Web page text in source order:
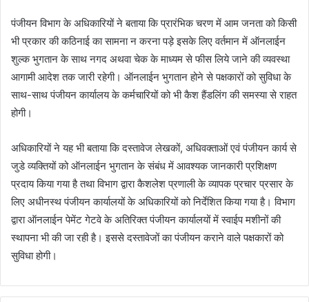
पंजीयन विभाग के अधिकारियों ने बताया कि प्रारंभिक चरण में आम जनता को किसी
भी प्रकार की कठिनाई का सामना न करना पड़े इसके लिए वर्तमान में ऑनलाईन
शुल्क भुगतान के साथ नगद अथवा चेक के माध्यम से फीस लिये जाने की व्यवस्था
आगामी आदेश तक जारी रहेगी। ऑनलाईन भुगतान होने से पक्षकारों को सुविधा के
साथ-साथ पंजीयन कार्यालय के कर्मचारियों को भी कैश हैंडलिंग की समस्या से राहत
होगी।
अधिकारियों ने यह भी बताया कि दस्तावेज लेखकों, अधिवक्ताओं एवं पंजीयन कार्य से
जुडे व्यक्तियों को ऑनलाईन भुगतान के संबंध में आवश्यक जानकारी प्रशिक्षण
प्रदाय किया गया है तथा विभाग द्वारा कैशलेश प्रणाली के व्यापक प्रचार प्रसार के
लिए अधीनस्थ पंजीयन कार्यालयों के अधिकारियों को निर्देशित किया गया है। विभाग
द्वारा ऑनलाईन पेमेंट गेटवे के अतिरिक्त पंजीयन कार्यालयों में स्वाईप मशीनों की
स्थापना भी की जा रही है। इससे दस्तावेजों का पंजीयन कराने वाले पक्षकारों को
सुविधा होगी।